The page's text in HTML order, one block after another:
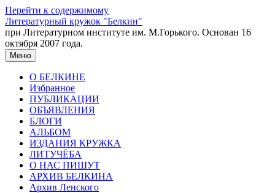
Перейти к содержимому
Литературный кружок "Белкин"
при Литературном институте им. М.Горького. Основан 16
октября 2007 года.
Меню
О БЕЛКИНЕ
Избранное
ПУБЛИКАЦИИ
ОБЪЯВЛЕНИЯ
БЛОГИ
АЛЬБОМ
ИЗДАНИЯ КРУЖКА
ЛИТУЧЁБА
О НАС ПИШУТ
АРХИВ БЕЛКИНА
Архив Ленского